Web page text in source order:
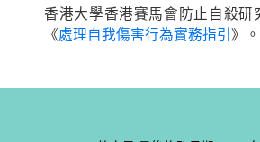
香港大學香港賽馬會防止自殺研
《處理自我傷害行為實務指引 》。